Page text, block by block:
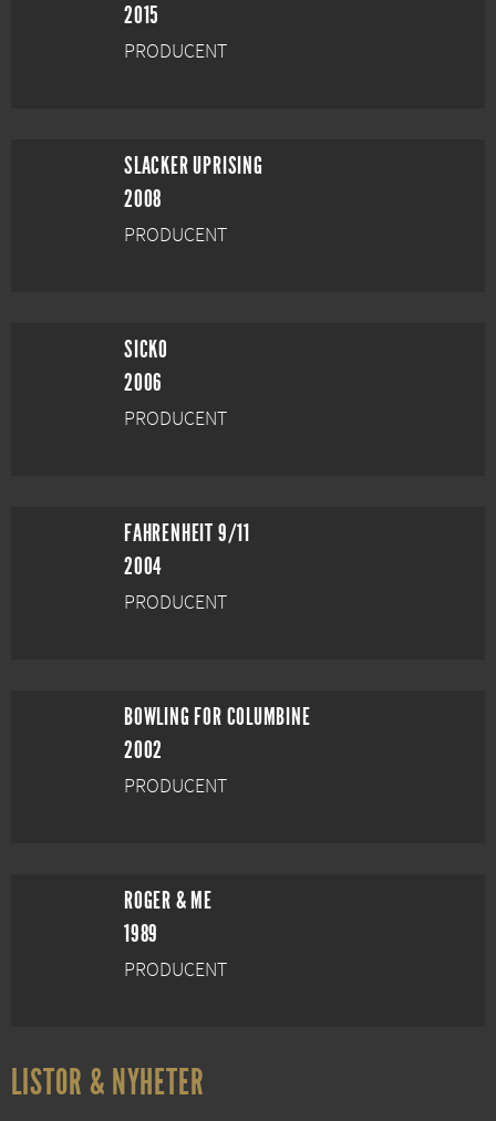
2015
PRODUCENT
SLACKER UPRISING
2008
PRODUCENT
SICKO
2006
PRODUCENT
FAHRENHEIT 9/11
2004
PRODUCENT
BOWLING FOR COLUMBINE
2002
PRODUCENT
ROGER & ME
1989
PRODUCENT
LISTOR & NYHETER